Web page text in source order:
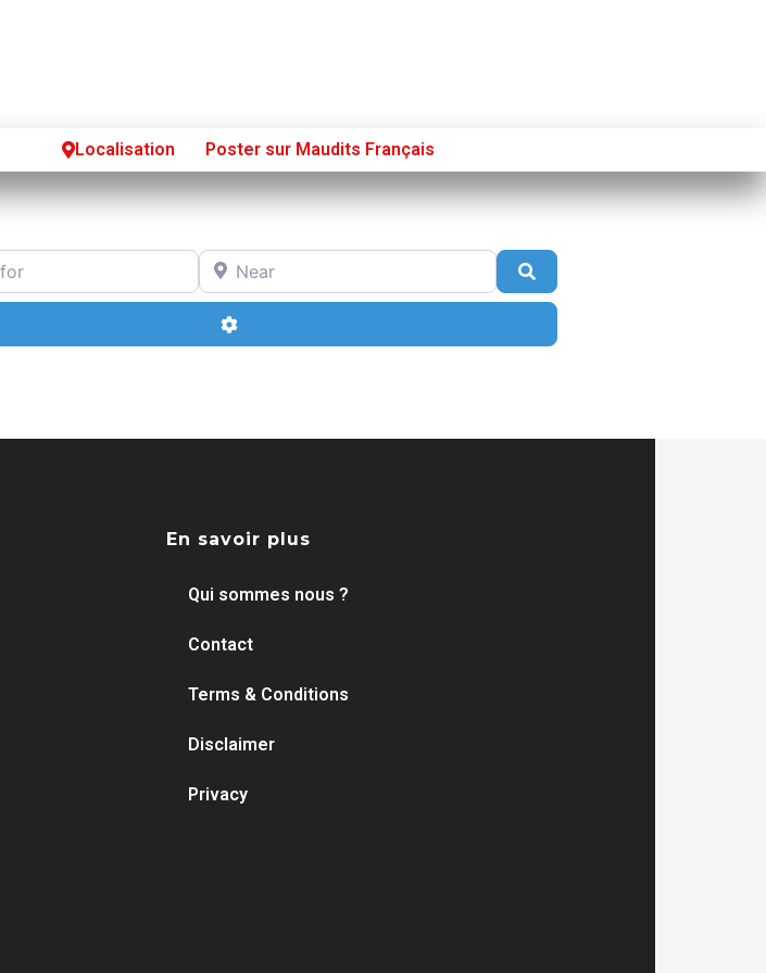
Localisation Poster sur Maudits Français
Poster sur French Morning
Near
Advanced Filters
En savoir plus
Qui sommes nous ?
Contact
Terms & Conditions
Disclaimer
Privacy